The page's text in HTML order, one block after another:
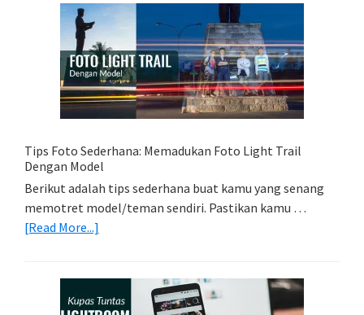
Memori
Tepat
Untuk
Kamera
Kamu
Tips Foto Sederhana: Memadukan Foto Light Trail
Dengan Model
Berikut adalah tips sederhana buat kamu yang senang
memotret model/teman sendiri. Pastikan kamu …
[Read More...]
Sederhana:
Memadukan